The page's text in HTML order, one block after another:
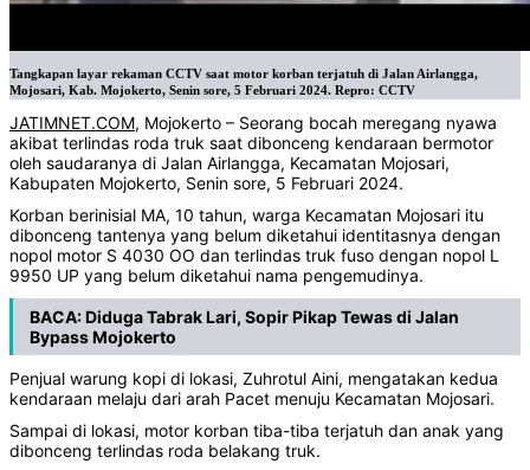
Tangkapan layar rekaman CCTV saat motor korban terjatuh di Jalan Airlangga,
Mojosari, Kab. Mojokerto, Senin sore, 5 Februari 2024. Repro: CCTV
JATIMNET.COM, Mojokerto – Seorang bocah meregang nyawa
akibat terlindas roda truk saat dibonceng kendaraan bermotor
oleh saudaranya di Jalan Airlangga, Kecamatan Mojosari,
Kabupaten Mojokerto, Senin sore, 5 Februari 2024.
Korban berinisial MA, 10 tahun, warga Kecamatan Mojosari itu
dibonceng tantenya yang belum diketahui identitasnya dengan
nopol motor S 4030 OO dan terlindas truk fuso dengan nopol L
9950 UP yang belum diketahui nama pengemudinya.
BACA:Diduga Tabrak Lari, Sopir Pikap Tewas di Jalan
Bypass Mojokerto
Penjual warung kopi di lokasi, Zuhrotul Aini, mengatakan kedua
kendaraan melaju dari arah Pacet menuju Kecamatan Mojosari.
Sampai di lokasi, motor korban tiba-tiba terjatuh dan anak yang
dibonceng terlindas roda belakang truk.